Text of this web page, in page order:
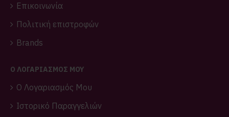
Επικοινωνία
Πολιτική επιστροφών
Brands
O ΛΟΓΑΡΙΑΣΜΌΣ ΜΟΥ
O Λογαριασμός Μου
Ιστορικό Παραγγελιών